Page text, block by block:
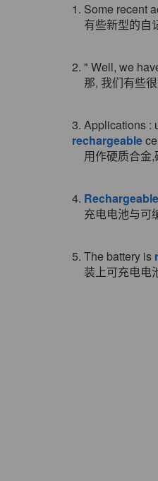
1. Some recent
有些新型的自
2. " Well, we
那, 我们有些
3. Applications :
rechargeable
用作硬质合金,
4. Rechargeable
充电电池与可
5. The battery is
装上可充电电